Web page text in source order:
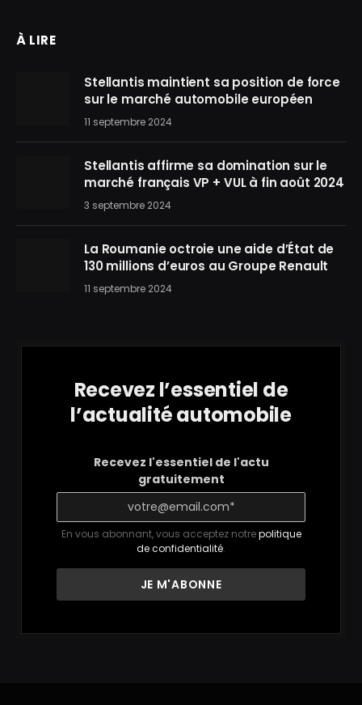
À LIRE
Stellantis maintient sa position de force
sur le marché automobile européen
11 septembre 2024
Stellantis affirme sa domination sur le
marché français VP + VUL à fin août 2024
3 septembre 2024
La Roumanie octroie une aide d’État de
130 millions d’euros au Groupe Renault
11 septembre 2024
Recevez l’essentiel de
l’actualité automobile
Recevez l'essentiel de l'actu
gratuitement
En vous abonnant, vous acceptez notrepolitique
de confidentialité.